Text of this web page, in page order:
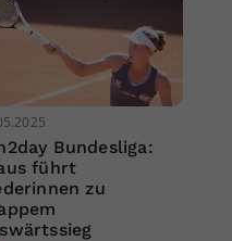
Bundesliga:
führt
zu